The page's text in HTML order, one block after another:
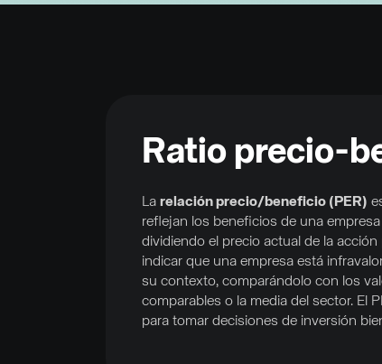
Ratio precio-
La relación precio/beneficio (PER)
reflejan los beneficios de una
dividiendo el precio actual de la
indicar que una empresa está
su contexto, comparándolo con los
comparables o la media del sector. El
para tomar decisiones de inversión